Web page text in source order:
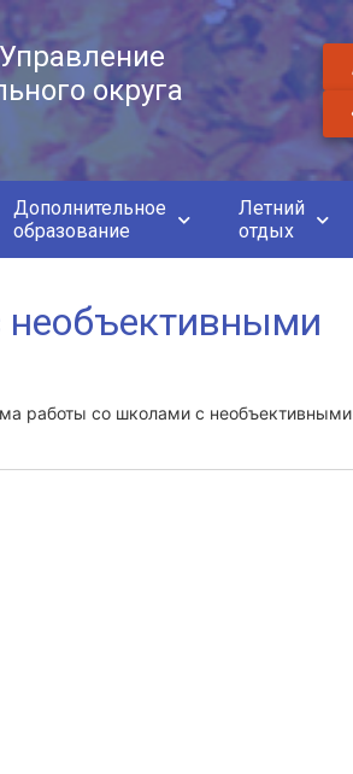
округа
Дополнительное
образование
Летний
отдых
необъективными
работы со школами с необъективными